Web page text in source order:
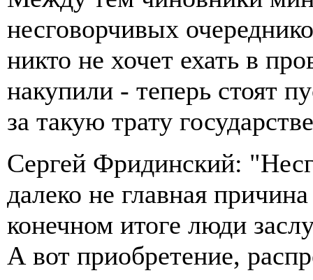
несговорчивых
никто не хочет ехать в
накупили - теперь стоят
за такую трату
Сергей Фридинский:
далеко не главная
конечном итоге люди
А вот приобретение,